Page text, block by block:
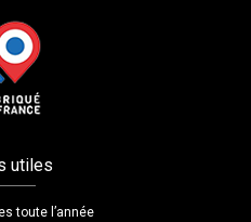
utiles
toute l’année